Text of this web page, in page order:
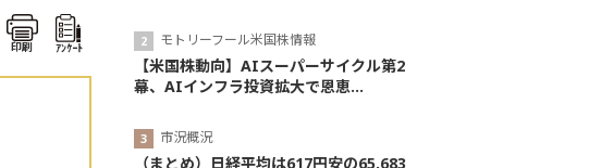
印刷 ｱﾝｹｰﾄ モトリーフール米国株情報
【米国株動向】AIスーパーサイクル第2
幕、AIインフラ投資拡大で恩恵...
市況概況
（まとめ）日経平均は617円安の65,683